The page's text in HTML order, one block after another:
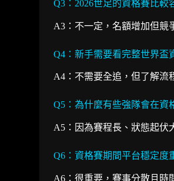
Q3：2026世足的資格賽比較
A3：不一定，名額增加但競
Q4：新手需要看完整世界盃
A4：不需要全追，但了解流
Q5：為什麼有些強隊會在資
A5：因為賽程長、狀態起伏
Q6：資格賽期間平台穩定度
A6：很重要，賽事分散且時